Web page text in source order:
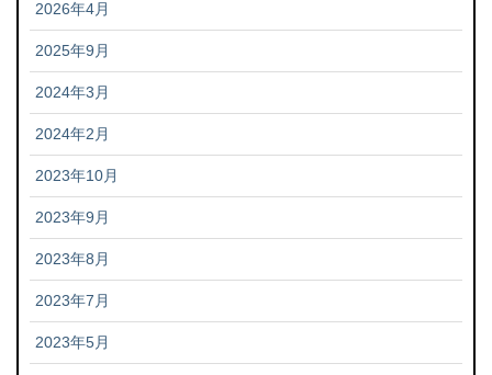
2026年4月
2025年9月
2024年3月
2024年2月
2023年10月
2023年9月
2023年8月
2023年7月
2023年5月